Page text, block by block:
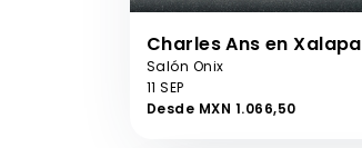
Charles Ans en Xalapa
Salón Onix
11 SEP
Desde MXN 1.066,50